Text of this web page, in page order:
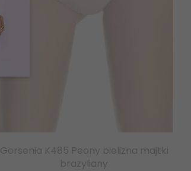
Gorsenia K485 Peony bielizna majtki
brazyliany